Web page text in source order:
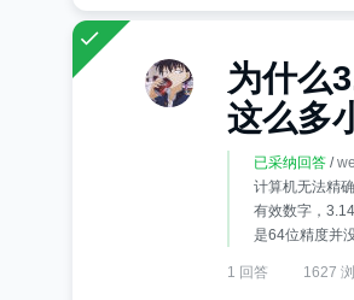
为什么
这么多
已采纳回答 /
计算机无法精
有效数字，
是64位精度并
1 回答 1627